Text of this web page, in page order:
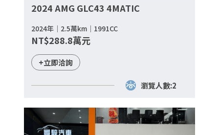
2024 AMG GLC43 4MATIC
2024年｜2.5萬km｜1991CC
NT$288.8萬元
+立即洽詢
瀏覽人數:2